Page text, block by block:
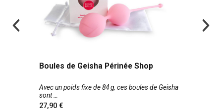
Boules de Geisha Périnée Shop
Avec un poids fixe de 84 g, ces boules de Geisha
sont
27,90